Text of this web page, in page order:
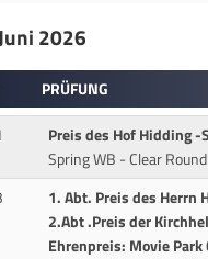
2026
PRÜFUNG
Preis des Hof Hidding
Spring WB - Clear
1. Abt. Preis des Herrn
2.Abt .Preis der
Ehrenpreis: Movie Park